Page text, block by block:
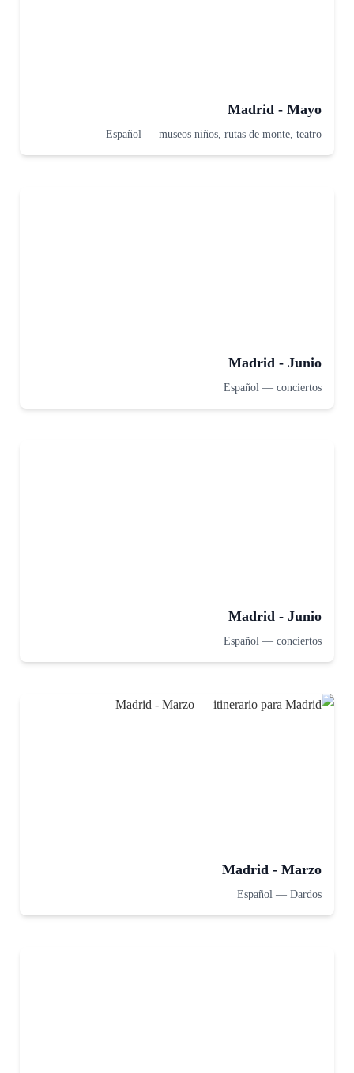
Madrid - Mayo
Español — museos niños, rutas de monte, teatro
Madrid - Junio
Español — conciertos
Madrid - Junio
Español — conciertos
Madrid - Marzo
Español — Dardos